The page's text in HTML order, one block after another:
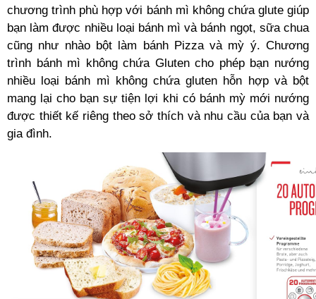
chương trình phù hợp với bánh mì không chứa glute giúp
bạn làm được nhiều loại bánh mì và bánh ngọt, sữa chua
cũng như nhào bột làm bánh Pizza và mỳ ý. Chương
trình bánh mì không chứa Gluten cho phép bạn nướng
nhiều loại bánh mì không chứa gluten hỗn hợp và bột
mang lại cho bạn sự tiện lợi khi có bánh mỳ mới nướng
được thiết kế riêng theo sở thích và nhu cầu của bạn và
gia đình.